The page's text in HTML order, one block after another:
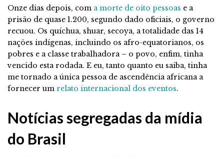
Onze dias depois, com a morte de oito pessoas e a
prisão de quase 1.200, segundo dado oficiais, o governo
recuou. Os quíchua, shuar, secoya, a totalidade das 14
nações indígenas, incluindo os afro-equatorianos, os
pobres e a classe trabalhadora – o povo, enfim, tinha
vencido esta rodada. E eu, tanto quanto eu saiba, tinha
me tornado a única pessoa de ascendência africana a
fornecer um relato internacional dos eventos.
Notícias segregadas da mídia
do Brasil